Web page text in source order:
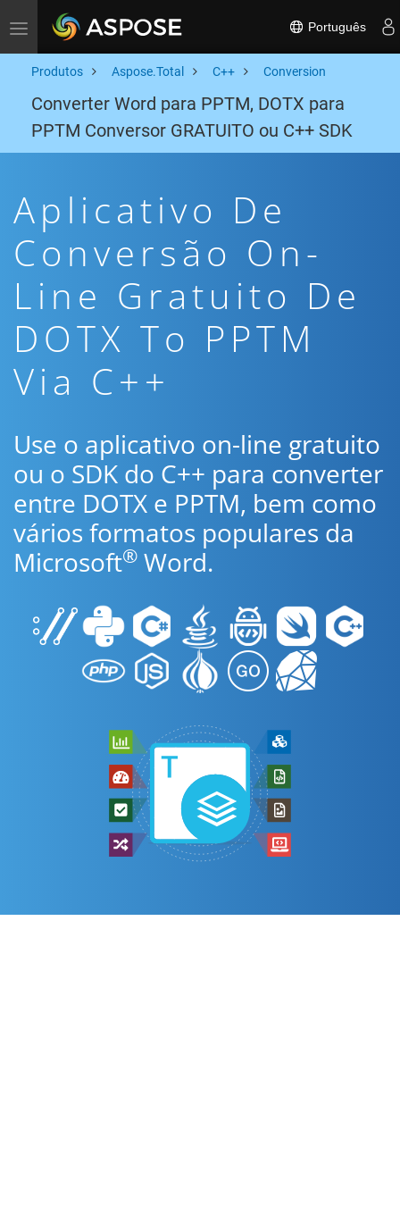
Toggle navigation Português
Produtos Aspose.Total C++ Conversion
Converter Word para PPTM, DOTX para
PPTM Conversor GRATUITO ou C++ SDK
Aplicativo De
Conversão On-
Line Gratuito De
DOTX To PPTM
Via C++
Use o aplicativo on-line gratuito
ou o SDK do C++ para converter
entre DOTX e PPTM, bem como
vários formatos populares da
Microsoft® Word.